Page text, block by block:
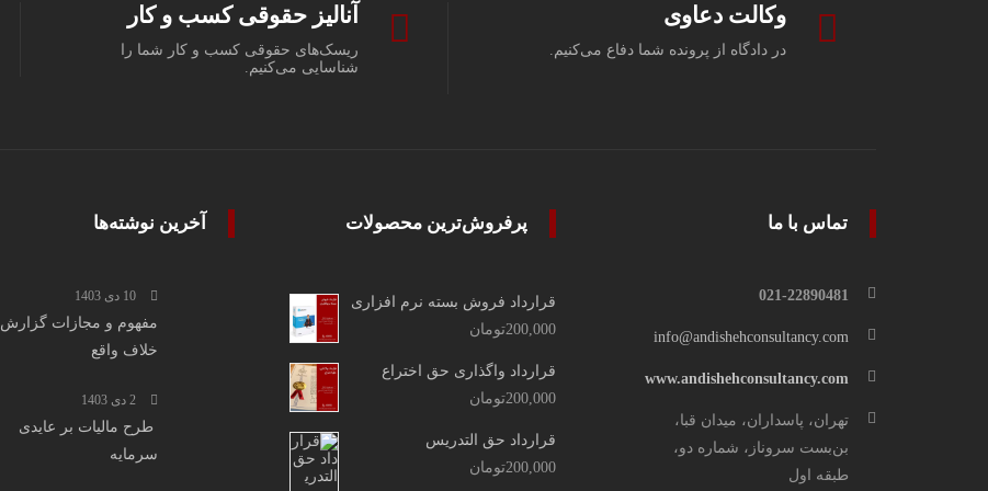
آنالیز حقوقی کسب و کار
ریسک‌های حقوقی کسب و کار شما را
شناسایی می‌کنیم.
وکالت دعاوی
در دادگاه از پرونده شما دفاع می‌کنیم.
آخرین نوشته‌ها
10 دی 1403
مفهوم و مجازات گزارش
خلاف واقع
2 دی 1403
طرح مالیات بر عایدی
سرمایه
پرفروش‌ترین محصولات
قرارداد فروش بسته نرم افزاری
200,000تومان
قرارداد واگذاری حق اختراع
200,000تومان
قرارداد حق التدریس
200,000تومان
تماس با ما
021-22890481
info@andishehconsultancy.com
www.andishehconsultancy.com
تهران، پاسداران، میدان قبا،
بن‌بست سروناز، شماره دو،
طبقه اول